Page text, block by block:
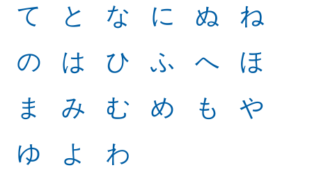
て
と な に ぬ
ね
の
は ひ ふ へ
ほ
ま
み む め も
や
ゆ
よ わ